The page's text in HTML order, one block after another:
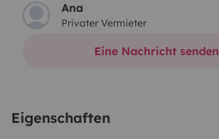
Ana
Privater Vermieter
Eine Nachricht senden
Eigenschaften